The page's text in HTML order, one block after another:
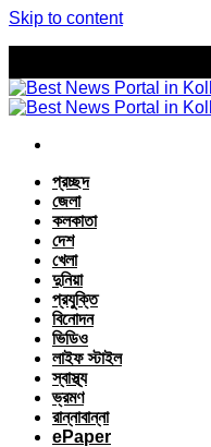
Skip to content
প্রচ্ছদ
জেলা
কলকাতা
দেশ
খেলা
দুনিয়া
প্রযুক্তি
বিনোদন
ভিডিও
লাইফ স্টাইল
স্বাস্থ্য
ভ্রমণ
রান্নাবান্না
ePaper